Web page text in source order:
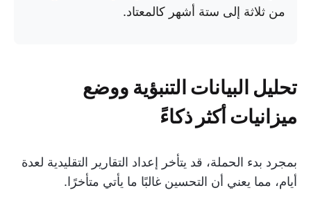
من ثلاثة إلى ستة أشهر كالمعتاد.
تحليل البيانات التنبؤية ووضع
ميزانيات أكثر ذكاءً
بمجرد بدء الحملة، قد يتأخر إعداد التقارير التقليدية لعدة
أيام، مما يعني أن التحسين غالبًا ما يأتي متأخرًا.